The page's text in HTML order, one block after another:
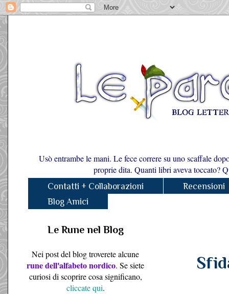
Usò entrambe le mani. Le fece correre su uno scaffale
proprie dita. Quanti libri aveva toccato?
Contatti + Collaborazioni
Recensioni
Blog Amici
Le Rune nel Blog
Nei post del blog troverete alcune
rune dell'alfabeto nordico. Se siete
curiosi di scoprire cosa significano,
cliccate qui.